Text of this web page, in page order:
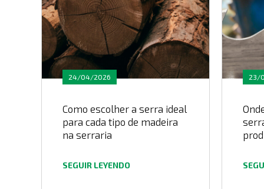
24/04/2026
Como escolher a serra ideal
para cada tipo de madeira
na serraria
SEGUIR LEYENDO
23/